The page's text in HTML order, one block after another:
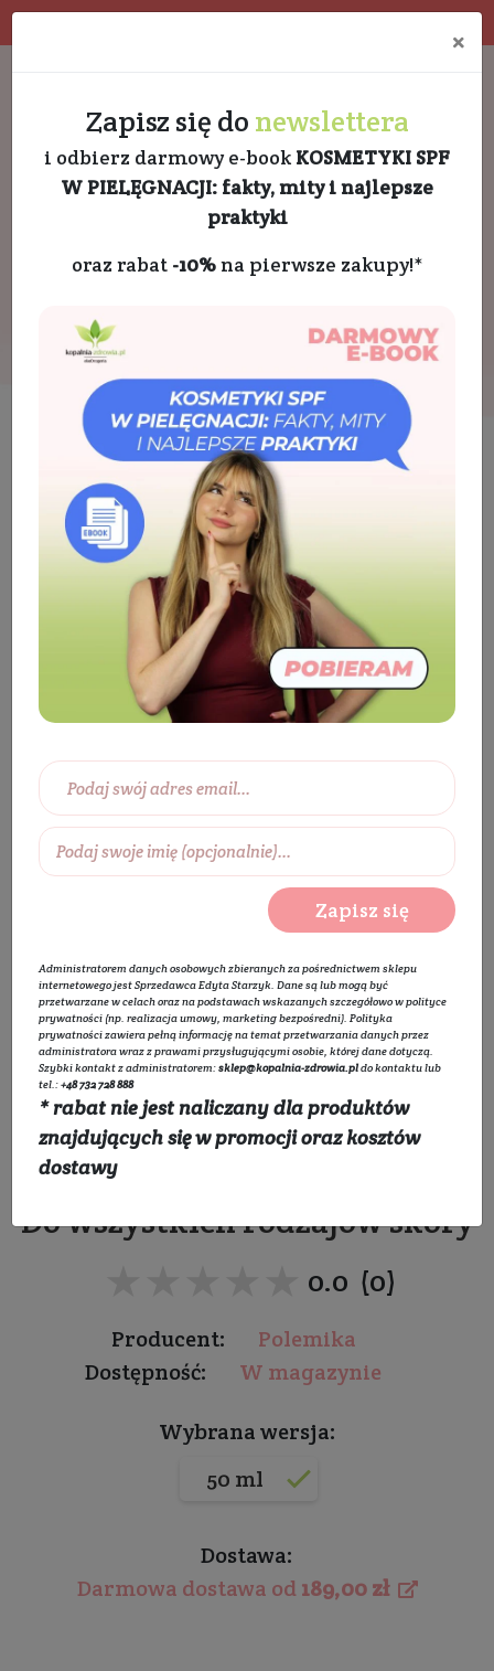
Kosmetyki Twarz
Krem do twarzy
Krem do twarzy na dzień
Antyoksydacyjny krem nawilżający
KUP ZA 199 ZŁ - MGIEŁKA GRATIS
Antyoksydacyjny krem
nawilżający
Do wszystkich rodzajów skóry
0.0 (0)
Producent:
Polemika
Dostępność:
W magazynie
Wybrana wersja:
50 ml
Dostawa:
Darmowa dostawa od189,00 zł
×
Zapisz się do newslettera
i odbierz darmowy e-book KOSMETYKI SPF
W PIELĘGNACJI: fakty, mity i najlepsze
praktyki
oraz rabat -10%na pierwsze zakupy!*
Zapisz się
Administratorem danych osobowych zbieranych za pośrednictwem sklepu
internetowego jest Sprzedawca Edyta Starzyk. Dane są lub mogą być
przetwarzane w celach oraz na podstawach wskazanych szczegółowo wpolityce
prywatności (np. realizacja umowy, marketing bezpośredni). Polityka
prywatnościzawiera pełną informację na temat przetwarzania danych przez
administratora wraz z prawami przysługującymi osobie, której dane dotyczą.
Szybki kontakt z administratorem:sklep@kopalnia-zdrowia.pldo kontaktu lub
tel.:+48 732 728 888
* rabat nie jest naliczany dla produktów
znajdujących się w promocji oraz kosztów
dostawy